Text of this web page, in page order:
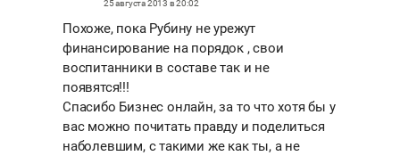
25 августа 2013 в 20:02
Похоже, пока Рубину не урежут
финансирование на порядок , свои
воспитанники в составе так и не
появятся!!!
Спасибо Бизнес онлайн, за то что хотя бы у
вас можно почитать правду и поделиться
наболевшим, с такими же как ты, а не